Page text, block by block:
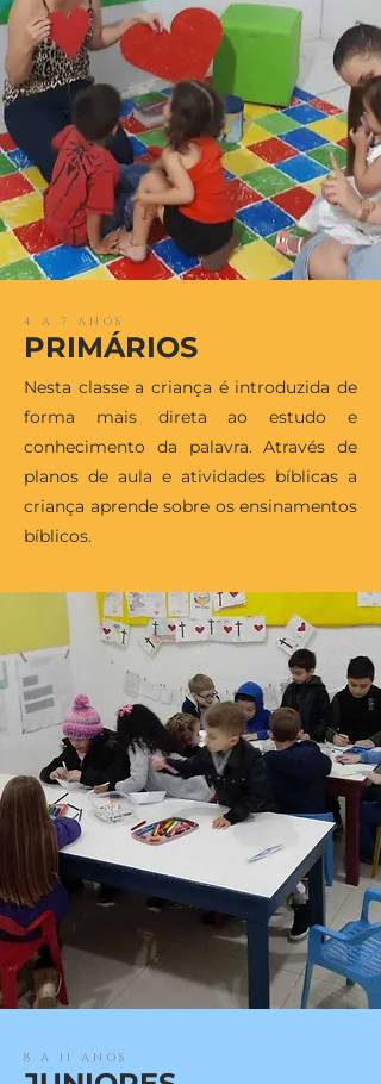
4 A 7 ANOS
PRIMÁRIOS
Nesta classe a criança é introduzida de
forma mais direta ao estudo e
conhecimento da palavra. Através de
planos de aula e atividades bíblicas a
criança aprende sobre os ensinamentos
bíblicos.
8 A 11 ANOS